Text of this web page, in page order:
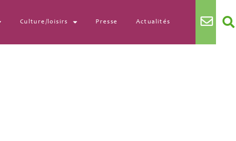
Culture/loisirs Presse Actualités